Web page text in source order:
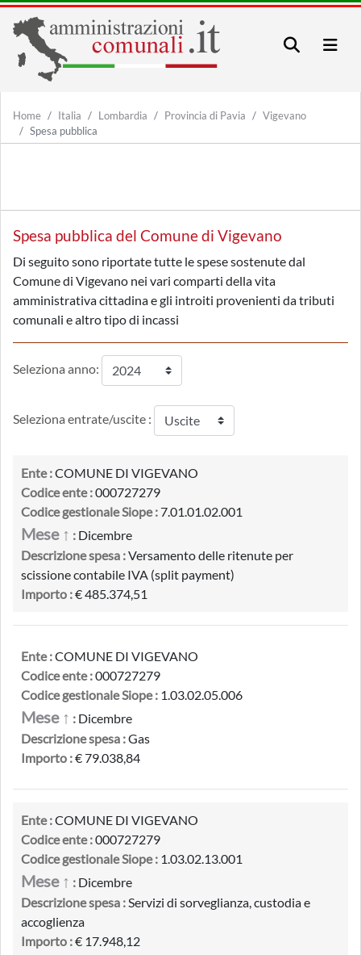
Home Italia Lombardia Provincia di Pavia
Vigevano
Spesa pubblica
Spesa pubblica del Comune di Vigevano
Di seguito sono riportate tutte le spese sostenute dal
Comune di Vigevano nei vari comparti della vita
amministrativa cittadina e gli introiti provenienti da tributi
comunali e altro tipo di incassi
Seleziona anno:
Seleziona entrate/uscite :
Ente :COMUNE DI VIGEVANO
Codice ente :000727279
Codice gestionale Siope :7.01.01.02.001
Mese ↑ : Dicembre
Descrizione spesa :Versamento delle ritenute per
scissione contabile IVA (split payment)
Importo :€ 485.374,51
Ente :COMUNE DI VIGEVANO
Codice ente :000727279
Codice gestionale Siope : 1.03.02.05.006
Mese ↑ : Dicembre
Descrizione spesa :Gas
Importo :€ 79.038,84
Ente :COMUNE DI VIGEVANO
Codice ente :000727279
Codice gestionale Siope : 1.03.02.13.001
Mese ↑ : Dicembre
Descrizione spesa :Servizi di sorveglianza, custodia e
accoglienza
Importo :€ 17.948,12